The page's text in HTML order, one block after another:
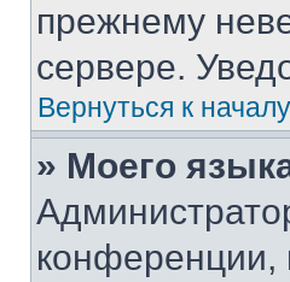
прежнему
сервере.
Вернуться к началу
» Моего
конференции,